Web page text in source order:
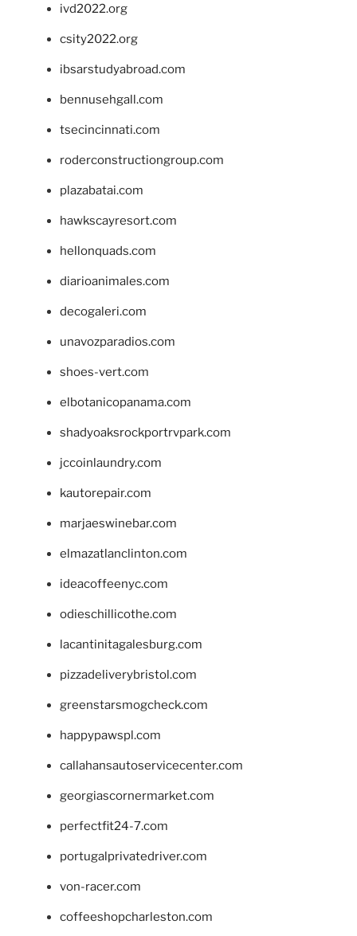
ivd2022.org
csity2022.org
ibsarstudyabroad.com
bennusehgall.com
tsecincinnati.com
roderconstructiongroup.com
plazabatai.com
hawkscayresort.com
hellonquads.com
diarioanimales.com
decogaleri.com
unavozparadios.com
shoes-vert.com
elbotanicopanama.com
shadyoaksrockportrvpark.com
jccoinlaundry.com
kautorepair.com
marjaeswinebar.com
elmazatlanclinton.com
ideacoffeenyc.com
odieschillicothe.com
lacantinitagalesburg.com
pizzadeliverybristol.com
greenstarsmogcheck.com
happypawspl.com
callahansautoservicecenter.com
georgiascornermarket.com
perfectfit24-7.com
portugalprivatedriver.com
von-racer.com
coffeeshopcharleston.com